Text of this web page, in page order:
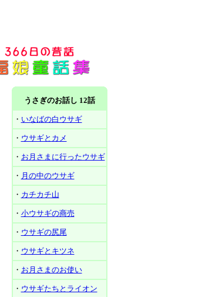
うさぎのお話し 12話
・ いなばの白ウサギ
・ ウサギとカメ
・ お月さまに行ったウサギ
・ 月の中のウサギ
・ カチカチ山
・ 小ウサギの商売
・ ウサギの尻尾
・ ウサギとキツネ
・ お月さまのお使い
・ ウサギたちとライオン